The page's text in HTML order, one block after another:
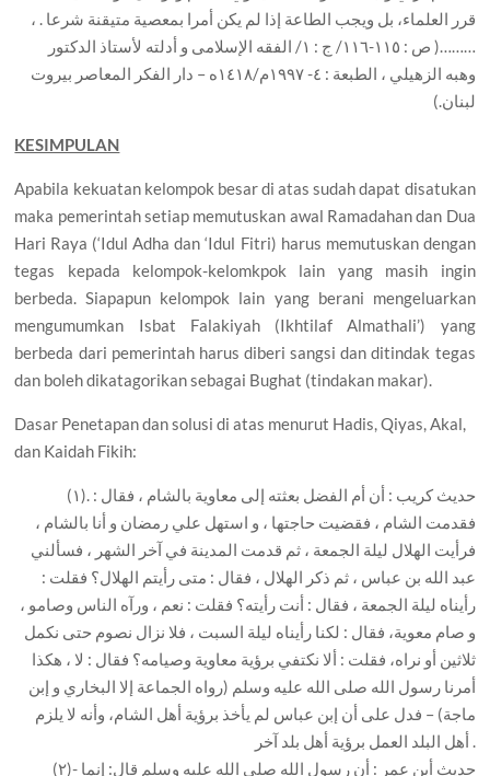
قرر العلماء، بل ويجب الطاعة إذا لم يكن أمرا بمعصية متيقنة شرعا . ،
………( ص : ١١٥-١١٦/ ج : ١/ الفقه الإسلامى و أدلته لأستاذ الدكتور
وهبه الزهيلي ، الطبعة : ٤- ١٩٩٧م/١٤١٨ه – دار الفكر المعاصر بيروت
لبنان.)
KESIMPULAN
Apabila kekuatan kelompok besar di atas sudah dapat disatukan
maka pemerintah setiap memutuskan awal Ramadahan dan Dua
Hari Raya (‘Idul Adha dan ‘Idul Fitri) harus memutuskan dengan
tegas kepada kelompok-kelomkpok lain yang masih ingin
berbeda. Siapapun kelompok lain yang berani mengeluarkan
mengumumkan Isbat Falakiyah (Ikhtilaf Almathali’) yang
berbeda dari pemerintah harus diberi sangsi dan ditindak tegas
dan boleh dikatagorikan sebagai Bughat (tindakan makar).
Dasar Penetapan dan solusi di atas menurut Hadis, Qiyas, Akal,
dan Kaidah Fikih:
(١). حديث كريب : أن أم الفضل بعثته إلى معاوية بالشام ، فقال :
فقدمت الشام ، فقضيت حاجتها ، و استهل علي رمضان و أنا بالشام ،
فرأيت الهلال ليلة الجمعة ، ثم قدمت المدينة في آخر الشهر ، فسألني
عبد الله بن عباس ، ثم ذكر الهلال ، فقال : متى رأيتم الهلال؟ فقلت :
رأيناه ليلة الجمعة ، فقال : أنت رأيته؟ فقلت : نعم ، ورآه الناس وصامو ،
و صام معوية، فقال : لكنا رأيناه ليلة السبت ، فلا نزال نصوم حتى نكمل
ثلاثين أو نراه، فقلت : ألا نكتفي برؤية معاوية وصيامه؟ فقال : لا ، هكذا
أمرنا رسول الله صلى الله عليه وسلم (رواه الجماعة إلا البخاري و إبن
ماجة) – فدل على أن إبن عباس لم يأخذ برؤية أهل الشام، وأنه لا يلزم
أهل البلد العمل برؤية أهل بلد آخر .
(٢)- حديث أبن عمر : أن رسول الله صلى الله عليه وسلم قال: إنما